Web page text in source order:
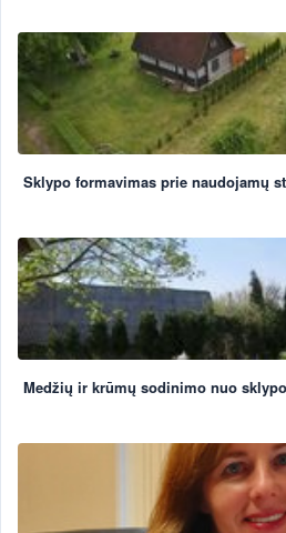
Sklypo formavimas prie naudojamų
Medžių ir krūmų sodinimo nuo